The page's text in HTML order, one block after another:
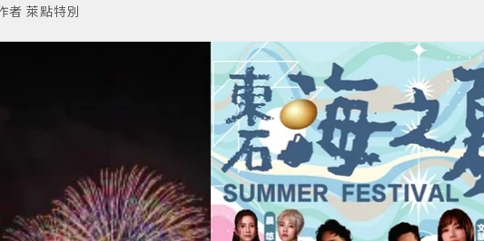
者 萊點特別